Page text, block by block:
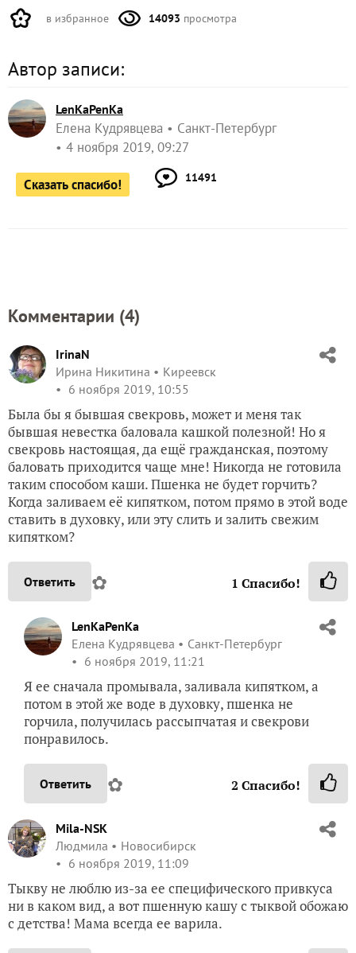
в избранное 14093 просмотра
Автор записи:
LenKaPenKa
Елена Кудрявцева
Санкт-Петербург
4 ноября 2019, 09:27
Сказать спасибо! 11491
Комментарии (4)
IrinaN
Ирина Никитина
Киреевск
6 ноября 2019, 10:55
Была бы я бывшая свекровь, может и меня так
бывшая невестка баловала кашкой полезной! Но я
свекровь настоящая, да ещё гражданская, поэтому
баловать приходится чаще мне! Никогда не готовила
таким способом каши. Пшенка не будет горчить?
Когда заливаем её кипятком, потом прямо в этой воде
ставить в духовку, или эту слить и залить свежим
кипятком?
Ответить ✿ 1 Спасибо!
LenKaPenKa
Елена Кудрявцева
Санкт-Петербург
6 ноября 2019, 11:21
Я ее сначала промывала, заливала кипятком, а
потом в этой же воде в духовку, пшенка не
горчила, получилась рассыпчатая и свекрови
понравилось.
Ответить ✿ 2 Спасибо!
Mila-NSK
Людмила
Новосибирск
6 ноября 2019, 11:09
Тыкву не люблю из-за ее специфического привкуса
ни в каком вид, а вот пшенную кашу с тыквой обожаю
с детства! Мама всегда ее варила.